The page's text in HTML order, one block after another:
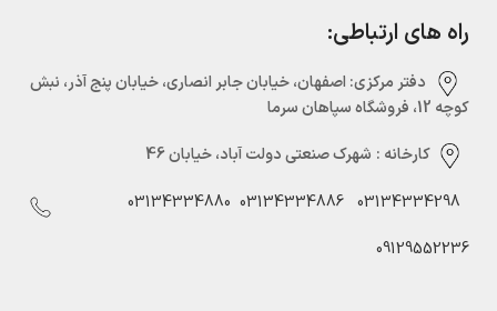
راه های ارتباطی:
دفتر مرکزی:‌ اصفهان، خیابان جابر انصاری، خیابان پنج آذر، نبش
کوچه 12، فروشگاه سپاهان سرما
کارخانه : شهرک صنعتی دولت آباد، خیابان 46
03134334298
03134334886
03134334880
09129552236